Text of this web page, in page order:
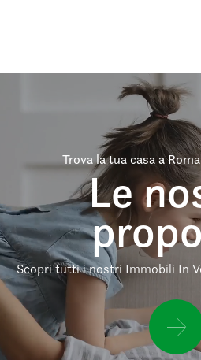
Trova la tua casa a
Le
Scopri tutti i nostri Immobili In